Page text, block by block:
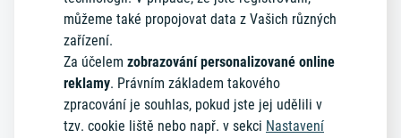
můžeme také propojovat data z Vašich různých
zařízení.
Za účelem zobrazování personalizované online
reklamy. Právním základem takového
zpracování je souhlas, pokud jste jej udělili v
tzv. cookie liště nebo např. v sekci Nastavení